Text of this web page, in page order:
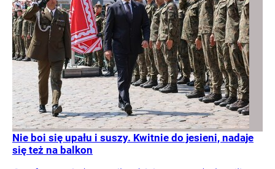
Nie boi się upału i suszy. Kwitnie do jesieni, nadaje
się też na balkon